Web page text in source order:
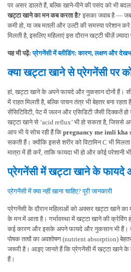
पर असर डालते हैं, बल्कि खाने-पीने की पसंद को भी
खट्टा खाने का मन कब करता है? इसका जवाब है — जब
कमी हो, या जब मतली और उल्टी की समस्या परेशान
मिलती है, इसलिए महिलाएं इस दौरान खट्टी चीज़ें
यह भी पढ़ें:प्रेगनेंसी में ब्लीडिंग: कारण, लक्षण और
क्या खट्टा खाने से प्रेगनेंसी पर
हां, खट्टा खाने के अपने फायदे और नुकसान दोनों हैं।
में राहत मिलती है, बल्कि पाचन तंत्र भी बेहतर बना
सेंसिटिविटी, पेट में जलन और एसिडिटी जैसी दिक्कतें
खट्टा खाने से ‘acid reflux’ भी हो सकता है, जिससे
आप भी ये सोच रही हैं कि pregnancy me imli kha
सकती हैं। क्योंकि इससे शरीर को विटामिन C भी
मात्रा में ही करें, ताकि फायदा भी हो और कोई परेशानी
प्रेगनेंसी में खट्टा खाने के
प्रेगनेंसी में क्या नहीं खाना चाहिए? पूरी जानकारी
प्रेगनेंसी के दौरान महिलाओं को अक्सर खट्टा खाने का
के मन में आता है। गर्भावस्था में खट्टा खाने की क्रेविंग
कई कारण और इसके अपने फायदे और नुकसान भी हैं।
पोषक तत्वों का अवशोषण (nutrient absorption)
जरूरी है। आइए जानते हैं कि प्रेगनेंसी में खट्टा खाने के
हैं।